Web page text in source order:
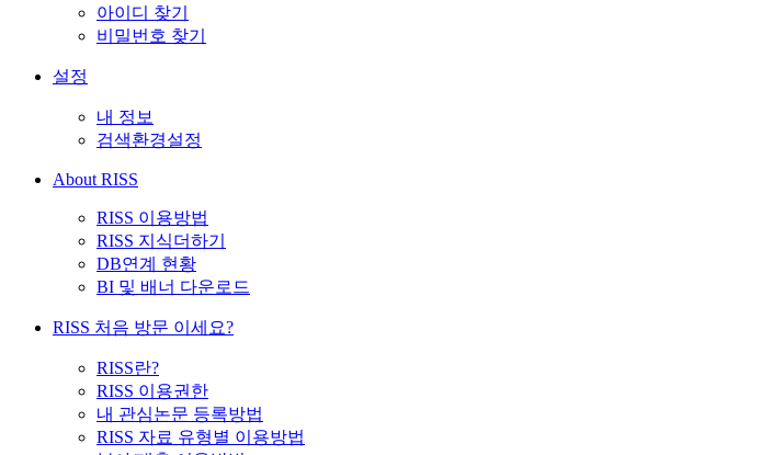
아이디 찾기
비밀번호 찾기
설정
내 정보
검색환경설정
About RISS
RISS 이용방법
RISS 지식더하기
DB연계 현황
BI 및 배너 다운로드
RISS 처음 방문 이세요?
RISS란?
RISS 이용권한
내 관심논문 등록방법
RISS 자료 유형별 이용방법